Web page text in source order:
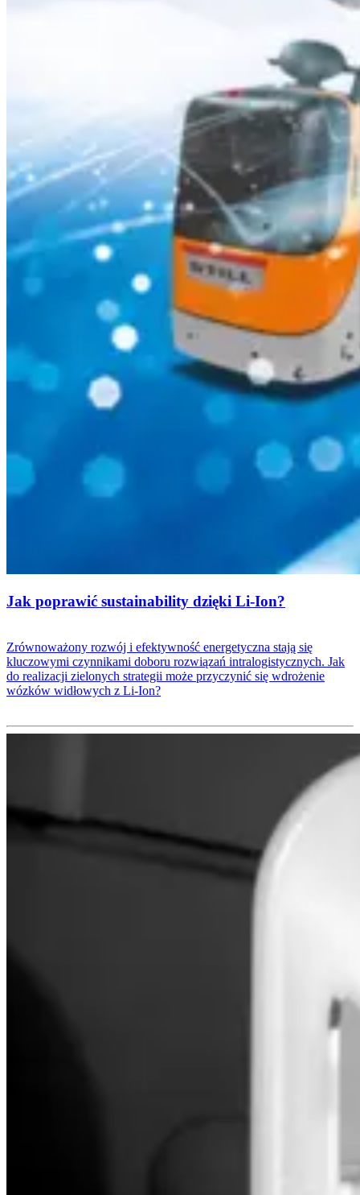
Jak poprawić sustainability dzięki Li-Ion?
Zrównoważony rozwój i efektywność energetyczna stają się
kluczowymi czynnikami doboru rozwiązań intralogistycznych. Jak
do realizacji zielonych strategii może przyczynić się wdrożenie
wózków widłowych z Li-Ion?